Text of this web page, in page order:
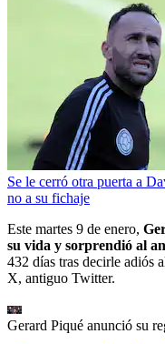
Se le cerró otra puerta a
no a su fichaje
Este martes 9 de enero,
su vida y sorprendió al
432 días tras decirle adiós
X, antiguo Twitter.
Gerard Piqué anunció su